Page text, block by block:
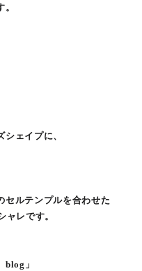
ェイプに、
セルテンプルを合わせた
ャレです。
」